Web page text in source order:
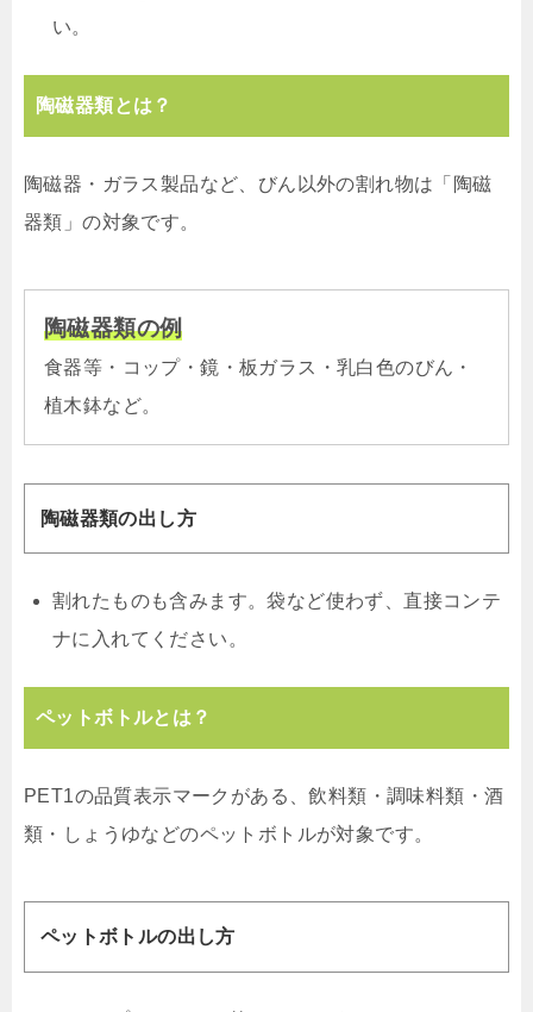
い。
陶磁器類とは？
陶磁器・ガラス製品など、びん以外の割れ物は「陶磁
器類」の対象です。
陶磁器類の例
食器等・コップ・鏡・板ガラス・乳白色のびん・
植木鉢など。
陶磁器類の出し方
割れたものも含みます。袋など使わず、直接コンテ
ナに入れてください。
ペットボトルとは？
PET1の品質表示マークがある、飲料類・調味料類・酒
類・しょうゆなどのペットボトルが対象です。
ペットボトルの出し方